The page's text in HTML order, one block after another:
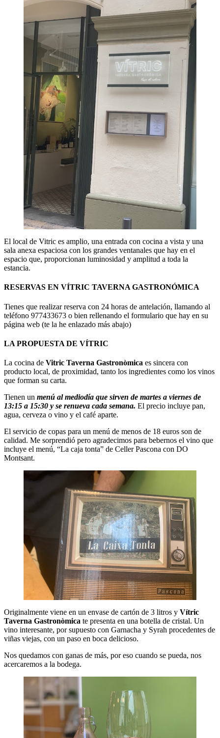
El local de Vitric es amplio, una entrada con cocina a vista y una
sala anexa espaciosa con los grandes ventanales que hay en el
espacio que, proporcionan luminosidad y amplitud a toda la
estancia.
RESERVAS EN VÍTRIC TAVERNA GASTRONÓMICA
Tienes que realizar reserva con 24 horas de antelación, llamando al
teléfono 977433673 o bien rellenando el formulario que hay en su
página web (te la he enlazado más abajo)
LA PROPUESTA DE VÍTRIC
La cocina de Vitric Taverna Gastronòmica es sincera con
producto local, de proximidad, tanto los ingredientes como los vinos
que forman su carta.
Tienen un menú al mediodía que sirven de martes a viernes de
13:15 a 15:30 y se renueva cada semana. El precio incluye pan,
agua, cerveza o vino y el café aparte.
El servicio de copas para un menú de menos de 18 euros son de
calidad. Me sorprendió pero agradecimos para bebernos el vino que
incluye el menú, “La caja tonta” de Celler Pascona con DO
Montsant.
Originalmente viene en un envase de cartón de 3 litros y Vítric
Taverna Gastronòmica te presenta en una botella de cristal. Un
vino interesante, por supuesto con Garnacha y Syrah procedentes de
viñas viejas, con un paso en boca delicioso.
Nos quedamos con ganas de más, por eso cuando se pueda, nos
acercaremos a la bodega.